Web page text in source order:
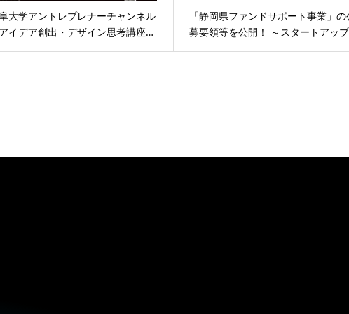
大学アントレプレナーチャンネル
アイデア創出・デザイン思考講座…
「静岡県ファンドサポート事業」の
募要領等を公開！ ～スタートアッ